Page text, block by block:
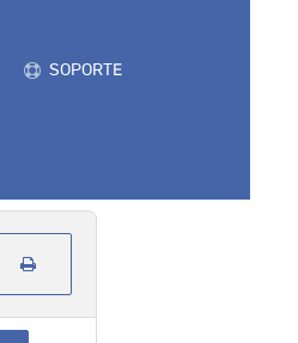
SOPORTE